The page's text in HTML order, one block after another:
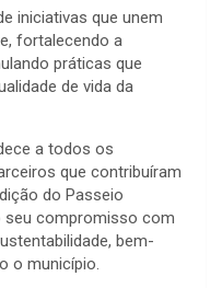
iniciativas que unem
fortalecendo a
práticas que
de vida da
a todos os
que contribuíram
do Passeio
seu compromisso com
bem-
o município.